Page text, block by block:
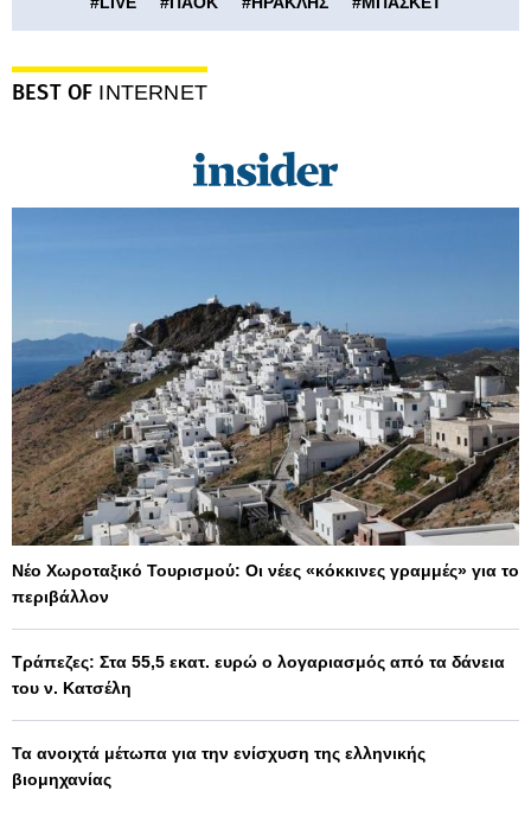
BEST OF INTERNET
Νέο Χωροταξικό Τουρισμού: Οι νέες «κόκκινες γραμμές» για το
περιβάλλον
Τράπεζες: Στα 55,5 εκατ. ευρώ ο λογαριασμός από τα δάνεια
του ν. Κατσέλη
Τα ανοιχτά μέτωπα για την ενίσχυση της ελληνικής
βιομηχανίας